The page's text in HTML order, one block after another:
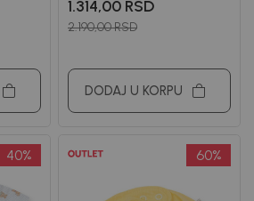
1.314,00 RSD
2.190,00RSD
DODAJ U KORPU
40% 60%